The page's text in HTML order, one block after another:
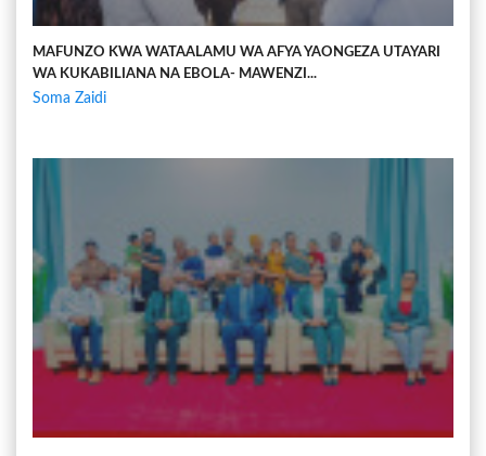
MAFUNZO KWA WATAALAMU WA AFYA YAONGEZA UTAYARI
WA KUKABILIANA NA EBOLA- MAWENZI...
Soma Zaidi